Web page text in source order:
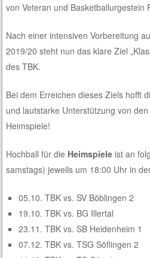
von Veteran und Basketballurgestein
Nach einer intensiven Vorbereitung
2019/20 steht nun das klare Ziel
des TBK.
Bei dem Erreichen dieses Ziels hofft
und lautstarke Unterstützung von
Heimspiele!
Hochball für die Heimspiele ist an
samstags) jeweils um 18:00 Uhr in
05.10. TBK vs. SV Böblingen 2
19.10. TBK vs. BG Illertal
23.11. TBK vs. SB Heidenheim 1
07.12. TBK vs. TSG Söflingen 2